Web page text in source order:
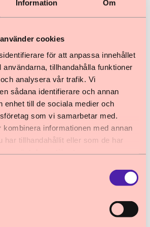
Information Om
cookies
för att anpassa innehållet
användarna, tillhandahålla funktioner
analysera vår trafik. Vi
sådana identifierare och annan
enhet till de sociala medier och
som vi samarbetar med.
informationen med annan
har tillhandahållit eller som de har
ett barn ska vara placerat.
finns det ur ett
tveksamheter kring
åtgärder som utredaren
som inte regleras i
ordningen ska vara
vidare kunna garanteras att
platsbrist placeras i en
barn. Vilken säkerhetsklass